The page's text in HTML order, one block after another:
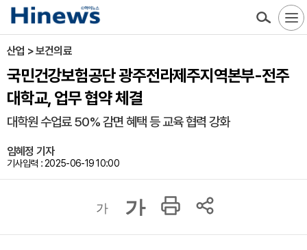
산업 > 보건의료
국민건강보험공단 광주전라제주지역본부-전주
대학교, 업무 협약 체결
대학원 수업료 50% 감면 혜택 등 교육 협력 강화
임혜정 기자
기사입력 : 2025-06-19 10:00
가 가